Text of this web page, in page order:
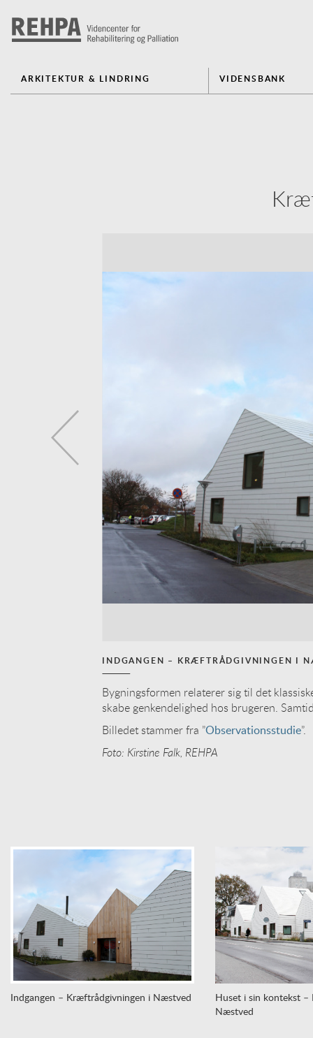
ARKITEKTUR & LINDRING VIDENSBANK
INDGANGEN – KRÆFTRÅDGIVNINGEN I
Bygningsformen relaterer sig til det
skabe genkendelighed hos brugeren.
Billedet stammer fra ”Observationsstudie”.
Foto: Kirstine Falk, REHPA
Indgangen – Kræftrådgivningen i Næstved
Huset i sin kontekst
Næstved